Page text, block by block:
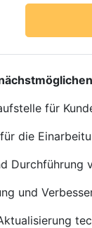
für
die
Durchführung
und